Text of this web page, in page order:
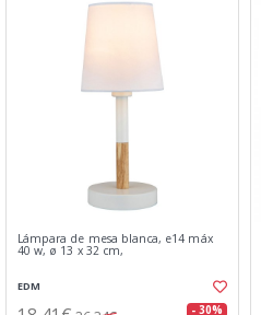
Lámpara de mesa blanca, e14 máx
40 w, ø 13 x 32 cm,
EDM
- 30%